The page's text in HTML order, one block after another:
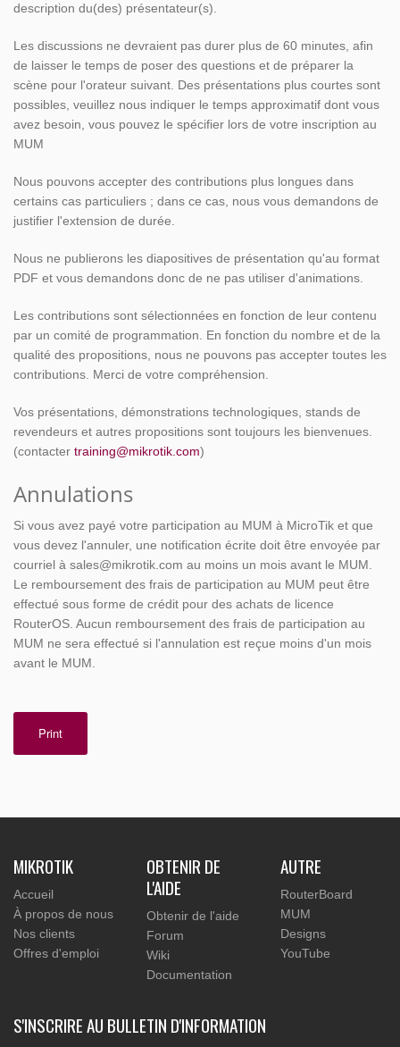
description du(des) présentateur(s).
Les discussions ne devraient pas durer plus de 60 minutes, afin
de laisser le temps de poser des questions et de préparer la
scène pour l'orateur suivant. Des présentations plus courtes sont
possibles, veuillez nous indiquer le temps approximatif dont vous
avez besoin, vous pouvez le spécifier lors de votre inscription au
MUM
Nous pouvons accepter des contributions plus longues dans
certains cas particuliers ; dans ce cas, nous vous demandons de
justifier l'extension de durée.
Nous ne publierons les diapositives de présentation qu'au format
PDF et vous demandons donc de ne pas utiliser d'animations.
Les contributions sont sélectionnées en fonction de leur contenu
par un comité de programmation. En fonction du nombre et de la
qualité des propositions, nous ne pouvons pas accepter toutes les
contributions. Merci de votre compréhension.
Vos présentations, démonstrations technologiques, stands de
revendeurs et autres propositions sont toujours les bienvenues.
(contacter training@mikrotik.com)
Annulations
Si vous avez payé votre participation au MUM à MicroTik et que
vous devez l'annuler, une notification écrite doit être envoyée par
courriel à sales@mikrotik.com au moins un mois avant le MUM.
Le remboursement des frais de participation au MUM peut être
effectué sous forme de crédit pour des achats de licence
RouterOS. Aucun remboursement des frais de participation au
MUM ne sera effectué si l'annulation est reçue moins d'un mois
avant le MUM.
Print
MIKROTIK
Accueil
À propos de nous
Nos clients
Offres d'emploi
OBTENIR DE
L'AIDE
Obtenir de l'aide
Forum
Wiki
Documentation
AUTRE
RouterBoard
MUM
Designs
YouTube
S'INSCRIRE AU BULLETIN D'INFORMATION